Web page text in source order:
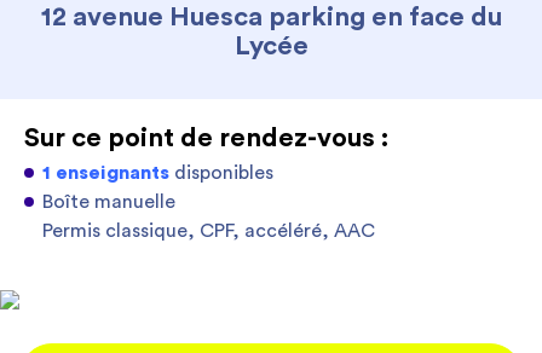
12 avenue Huesca parking en face du
Lycée
Sur ce point de rendez-vous :
1 enseignants disponibles
Boîte manuelle
Permis classique, CPF, accéléré, AAC